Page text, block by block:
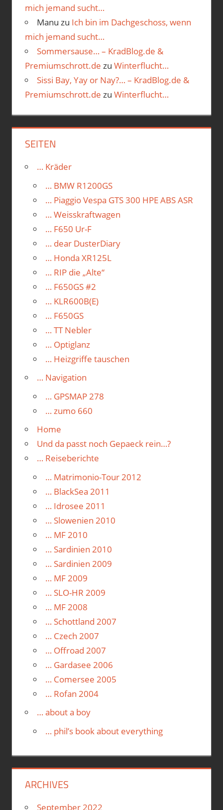
mich jemand sucht…
Manu zu Ich bin im Dachgeschoss, wenn
mich jemand sucht…
Sommersause… – KradBlog.de &
Premiumschrott.de zu Winterflucht…
Sissi Bay, Yay or Nay?… – KradBlog.de &
Premiumschrott.de zu Winterflucht…
SEITEN
… Kräder
… BMW R1200GS
… Piaggio Vespa GTS 300 HPE ABS ASR
… Weisskraftwagen
… F650 Ur-F
… dear DusterDiary
… Honda XR125L
… RIP die „Alte“
… F650GS #2
… KLR600B(E)
… F650GS
… TT Nebler
… Optiglanz
… Heizgriffe tauschen
… Navigation
… GPSMAP 278
… zumo 660
Home
Und da passt noch Gepaeck rein…?
… Reiseberichte
… Matrimonio-Tour 2012
… BlackSea 2011
… Idrosee 2011
… Slowenien 2010
… MF 2010
… Sardinien 2010
… Sardinien 2009
… MF 2009
… SLO-HR 2009
… MF 2008
… Schottland 2007
… Czech 2007
… Offroad 2007
… Gardasee 2006
… Comersee 2005
… Rofan 2004
… about a boy
… phil’s book about everything
ARCHIVES
September 2022